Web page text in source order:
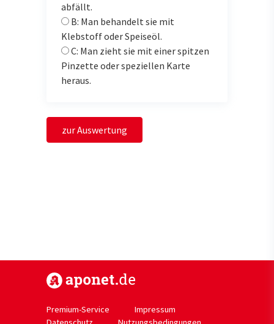
abfällt.
B: Man behandelt sie mit
Klebstoff oder Speiseöl.
C: Man zieht sie mit einer spitzen
Pinzette oder speziellen Karte
heraus.
zur Auswertung
Premium-Service
Impressum